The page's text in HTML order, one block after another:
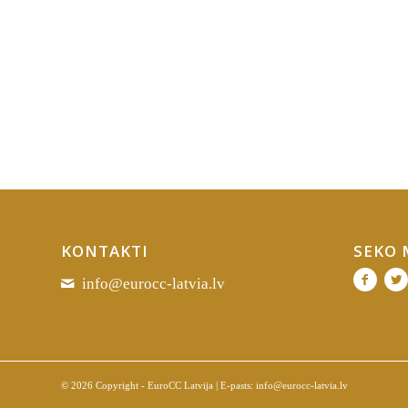
KONTAKTI
info@eurocc-latvia.lv
SEKO
© 2026 Copyright - EuroCC Latvija | E-pasts: info@eurocc-latvia.lv